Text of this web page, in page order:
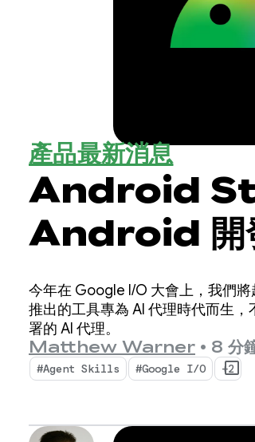
產品最新消息
Android
Android 開
今年在 Google I/O 大會上，我們
推出的工具專為 AI 代理時代而生
署的 AI 代理。
Matthew Warner • 8 分
#Agent Skills #Google I/O +2